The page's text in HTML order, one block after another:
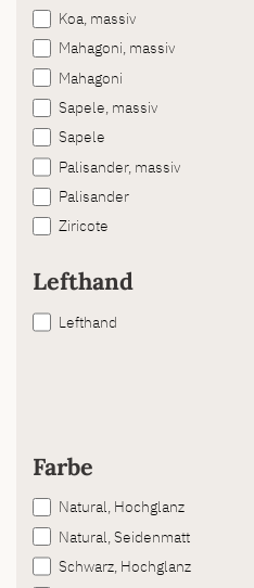
Koa, massiv
Mahagoni, massiv
Mahagoni
Sapele, massiv
Sapele
Palisander, massiv
Palisander
Ziricote
Lefthand
Lefthand
Farbe
Natural, Hochglanz
Natural, Seidenmatt
Schwarz, Hochglanz